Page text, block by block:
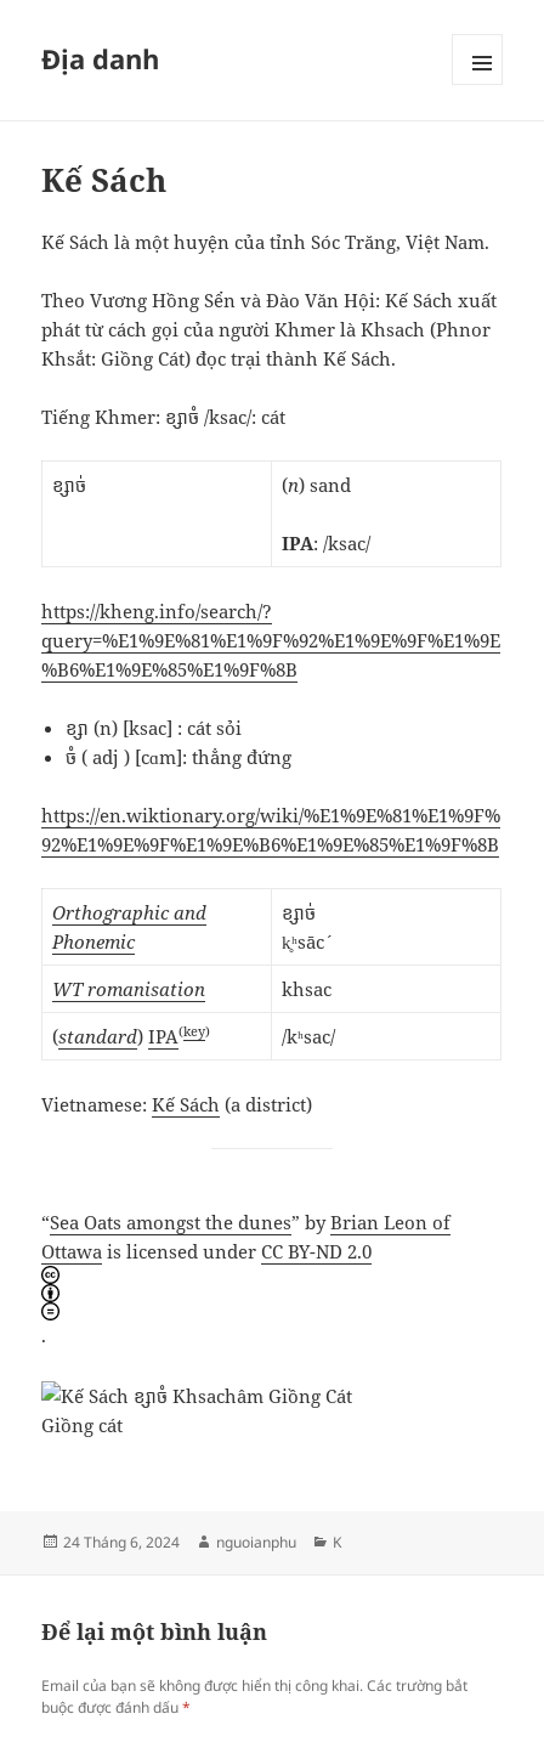
Địa danh
Kế Sách
Kế Sách là một huyện của tỉnh Sóc Trăng, Việt Nam.
Theo Vương Hồng Sển và Đào Văn Hội: Kế Sách xuất
phát từ cách gọi của người Khmer là Khsach (Phnor
Khsắt: Giồng Cát) đọc trại thành Kế Sách.
Tiếng Khmer: ខ្សាចំ /ksac/: cát
ខ្សាច់ (n) sand
IPA: /ksac/
https://kheng.info/search/?
query=%E1%9E%81%E1%9F%92%E1%9E%9F%E1%9E
%B6%E1%9E%85%E1%9F%8B
ខ្សា (n) [ksac] : cát sỏi
ចំ ( adj ) [cɑm]: thẳng đứng
https://en.wiktionary.org/wiki/%E1%9E%81%E1%9F%
92%E1%9E%9F%E1%9E%B6%E1%9E%85%E1%9F%8B
Orthographic and
Phonemic
ខ្សាច់
k̥ʰsāc´
WT romanisation
khsac
(standard) IPA(key) /kʰsac/
Vietnamese:Kế Sách (a district)
“Sea Oats amongst the dunes” byBrian Leon of
Ottawa is licensed underCC BY-ND 2.0
.
Giồng cát
Đăng
24 Tháng 6, 2024
Tác
nguoianphu
Danh
K
Để lại một bình luận
Email của bạn sẽ không được hiển thị công khai. Các trường bắt
buộc được đánh dấu*